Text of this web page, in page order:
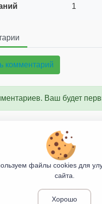
1
комментарий
Ваш будет
Правила сайта
© 2017 - 2026
файлы cookies для
сайта.
Хорошо